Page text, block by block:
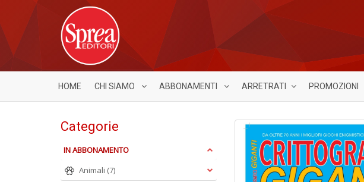
HOME CHI SIAMO ABBONAMENTI ARRETRATI PROMOZIONI
Categorie
IN ABBONAMENTO
Animali (7)